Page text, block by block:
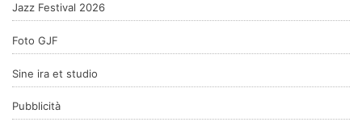
Jazz Festival 2026
Foto GJF
Sine ira et studio
Pubblicità